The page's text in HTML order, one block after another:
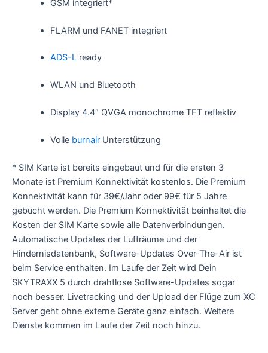
GSM integriert*
FLARM und FANET integriert
ADS-Lready
WLAN und Bluetooth
Display 4.4″ QVGA monochrome TFT reflektiv
Volle burnairUnterstützung
* SIM Karte ist bereits eingebaut und für die ersten 3
Monate ist Premium Konnektivität kostenlos. Die Premium
Konnektivität kann für 39€/Jahr oder 99€ für 5 Jahre
gebucht werden. Die Premium Konnektivität beinhaltet die
Kosten der SIM Karte sowie alle Datenverbindungen.
Automatische Updates der Lufträume und der
Hindernisdatenbank, Software-Updates Over-The-Air ist
beim Service enthalten. Im Laufe der Zeit wird Dein
SKYTRAXX 5 durch drahtlose Software-Updates sogar
noch besser. Livetracking und der Upload der Flüge zum XC
Server geht ohne externe Geräte ganz einfach. Weitere
Dienste kommen im Laufe der Zeit noch hinzu.